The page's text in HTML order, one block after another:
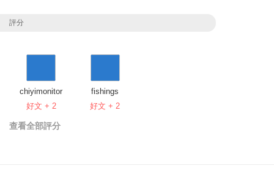
評分
chiyimonitor
好文 + 2
fishings
好文 + 2
查看全部評分